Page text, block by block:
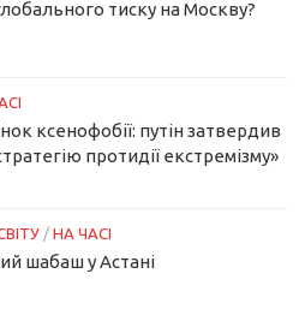
тиску на Москву?
ксенофобії: путін затвердив
протидії екстремізму»
/ НА ЧАСІ
шабаш у Астані